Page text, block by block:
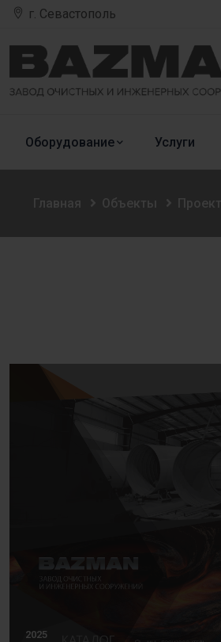
г. Севастополь
Оборудование Услуги
Главная Объекты
2025